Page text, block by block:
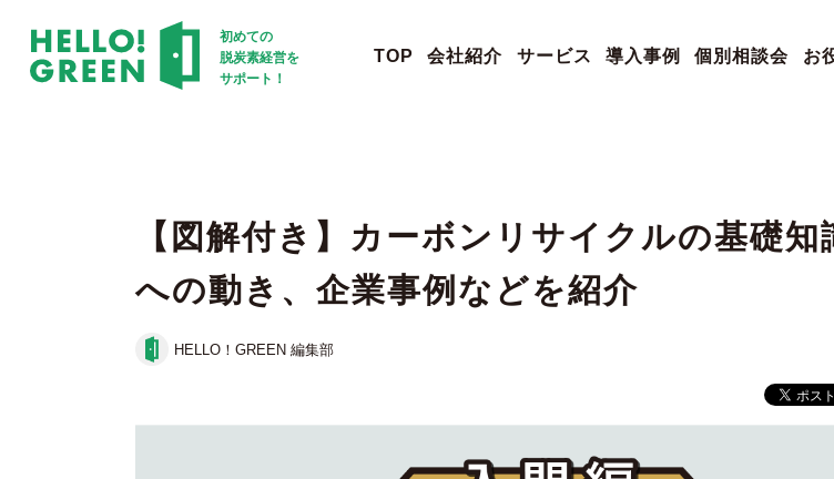
初めての
脱炭素経営を
サポート！
TOP 会社紹介 サービス 導入事例 個別相談会 お
【図解付き】カーボンリサイクルの基礎知
への動き、企業事例などを紹介
HELLO！GREEN 編集部